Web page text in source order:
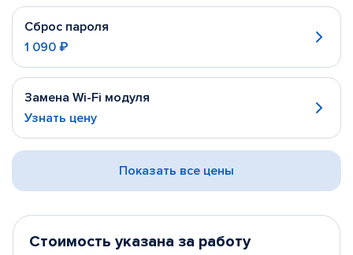
Сброс пароля
1 090 ₽
Замена Wi-Fi модуля
Узнать цену
Показать все цены
Стоимость указана за работу